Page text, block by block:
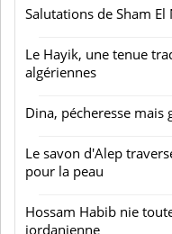
Salutations de Sham
Le Hayik, une tenue
algériennes
Dina, pécheresse
Le savon d'Alep
pour la peau
Hossam Habib nie
jordanienne